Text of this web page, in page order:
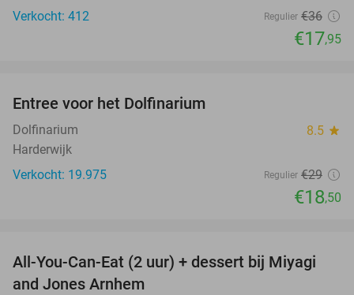
Verkocht: 412
Regulier €36
€17,95
Entree voor het Dolfinarium
Dolfinarium 8.5 star
Harderwijk
Verkocht: 19.975
Regulier €29
€18,50
26%
All-You-Can-Eat (2 uur) + dessert bij Miyagi
and Jones Arnhem